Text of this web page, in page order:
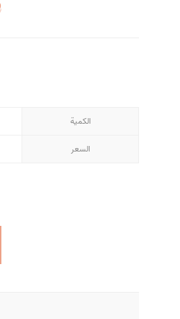
الكمية
السعر